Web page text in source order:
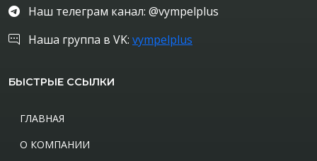
Наш телеграм канал: @vympelplus
Наша группа в VK: vympelplus
БЫСТРЫЕ ССЫЛКИ
ГЛАВНАЯ
О КОМПАНИИ